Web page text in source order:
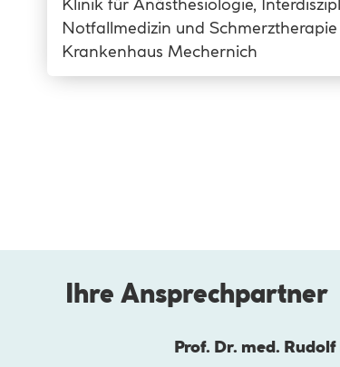
Notfallmedizin und Schmerztherapie
Krankenhaus Mechernich
Ihre Ansprechpartner
Prof. Dr. med.